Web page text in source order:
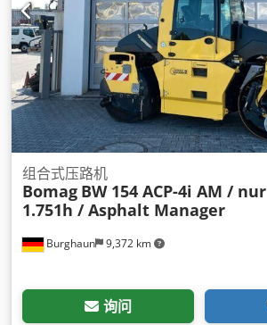
Burghaun 9,372 km
组合式压路机
Bomag BW 154 ACP-4i AM / nur
1.751h / Asphalt Manager
询问